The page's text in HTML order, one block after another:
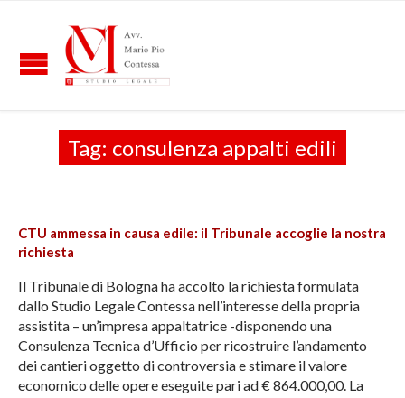
Tag: consulenza appalti edili
CTU ammessa in causa edile: il Tribunale accoglie la nostra
richiesta
Il Tribunale di Bologna ha accolto la richiesta formulata
dallo Studio Legale Contessa nell’interesse della propria
assistita – un’impresa appaltatrice -disponendo una
Consulenza Tecnica d’Ufficio per ricostruire l’andamento
dei cantieri oggetto di controversia e stimare il valore
economico delle opere eseguite pari ad € 864.000,00. La